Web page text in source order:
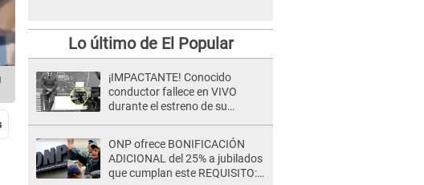
Lo último de El Popular
¡IMPACTANTE! Conocido
conductor fallece en VIVO
durante el estreno de su
sus últimos segundos al aire
ONP ofrece BONIFICACIÓN
ADICIONAL del 25% a jubilados
que cumplan este REQUISITO: